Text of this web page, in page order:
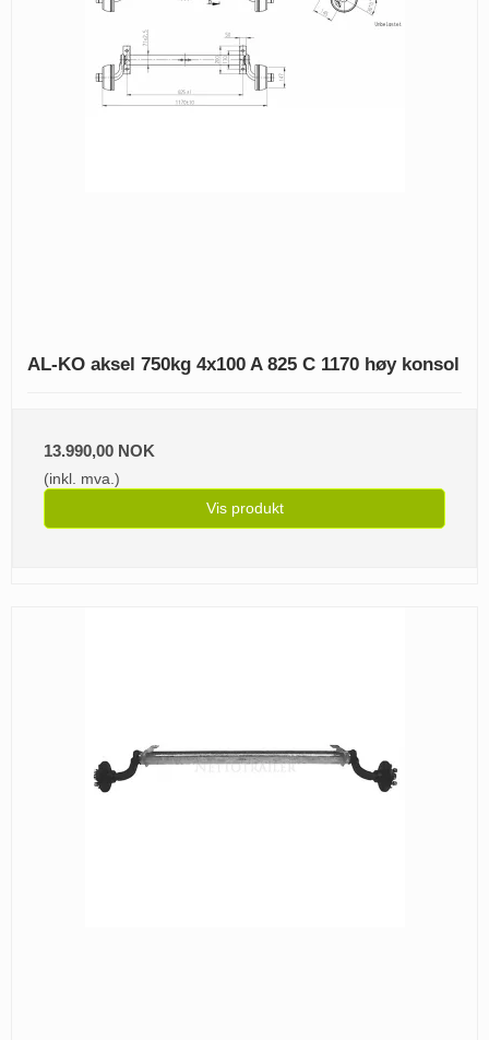
AL-KO aksel 750kg 4x100 A 825 C 1170 høy konsol
13.990,00 NOK
(inkl. mva.)
Vis produkt